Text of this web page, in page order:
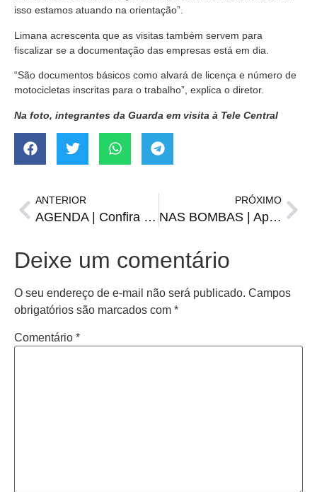
isso estamos atuando na orientação”.
Limana acrescenta que as visitas também servem para
fiscalizar se a documentação das empresas está em dia.
“São documentos básicos como alvará de licença e número de
motocicletas inscritas para o trabalho”, explica o diretor.
Na foto, integrantes da Guarda em visita à Tele Central
ANTERIOR
AGENDA | Confira os shows nacionais e demais atrações da 16ª Fecoarti
PRÓXIMO
NAS BOMBAS | Após reajuste, gasolina se mantém abaixo dos R$ 5
Deixe um comentário
O seu endereço de e-mail não será publicado. Campos
obrigatórios são marcados com *
Comentário *